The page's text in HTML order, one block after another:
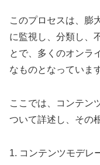
このプロセスは、膨
に監視し、分類し、
とで、多くのオンラ
なものとなっていま
ここでは、コンテン
ついて詳述し、その
1. コンテンツモデレ